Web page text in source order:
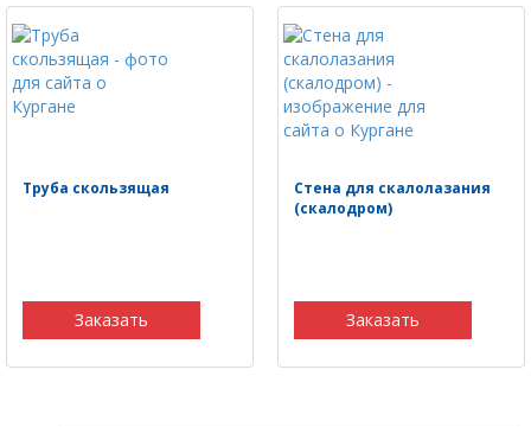
Труба скользящая
Заказать
Стена для скалолазания
(скалодром)
Заказать